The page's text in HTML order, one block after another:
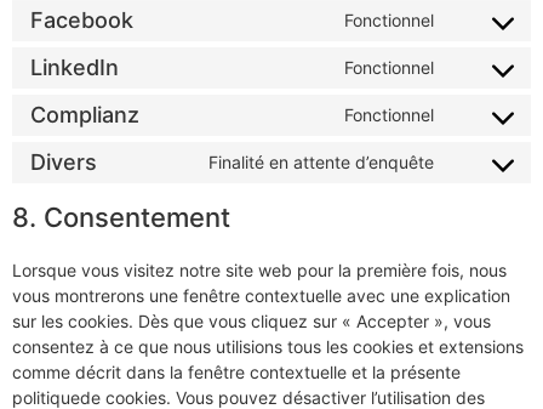
Facebook Fonctionnel
LinkedIn Fonctionnel
Complianz Fonctionnel
Divers Finalité en attente d’enquête
8. Consentement
Lorsque vous visitez notre site web pour la première fois, nous
vous montrerons une fenêtre contextuelle avec une explication
sur les cookies. Dès que vous cliquez sur « Accepter », vous
consentez à ce que nous utilisions tous les cookies et extensions
comme décrit dans la fenêtre contextuelle et la présente
politiquede cookies. Vous pouvez désactiver l’utilisation des